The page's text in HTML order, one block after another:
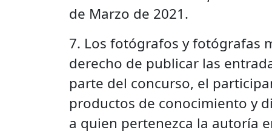
de Marzo de 2021.
7. Los fotógrafos y fotógrafas
derecho de publicar las
parte del concurso, el
productos de conocimiento y
a quien pertenezca la autoría